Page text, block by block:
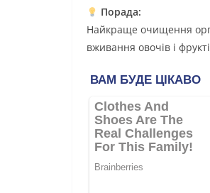
Порада:
Найкраще очищення
вживання овочів і